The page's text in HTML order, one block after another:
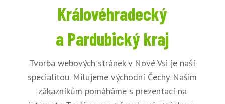
Královéhradecký
a Pardubický kraj
Tvorba webových stránek v Nové Vsi je naší
specialitou. Milujeme východní Čechy. Našim
zákazníkům pomáháme s prezentací na